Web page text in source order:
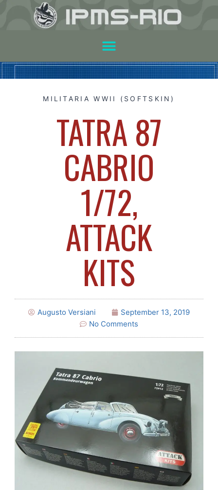
MILITARIA WWII (SOFTSKIN)
TATRA 87
CABRIO
1/72,
ATTACK
KITS
Augusto Versiani
September 13, 2019
No Comments